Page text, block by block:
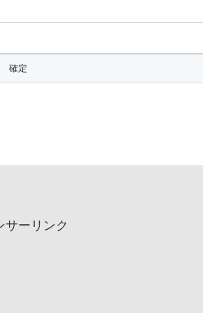
サーリンク